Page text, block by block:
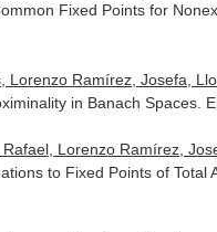
Fixed Points for
Lorenzo Ramírez, Josefa,
in Banach Spaces.
Lorenzo Ramírez,
to Fixed Points of Total